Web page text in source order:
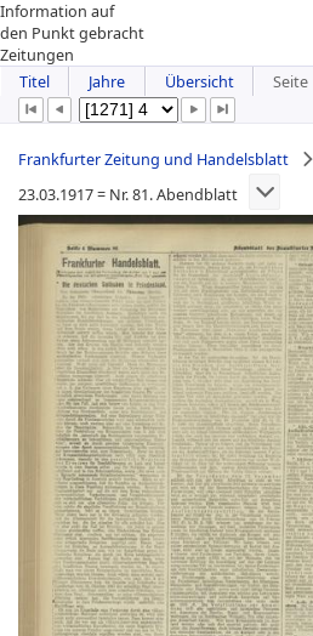
Information auf
den Punkt gebracht
Zeitungen
Titel
Jahre Übersicht Seite
Frankfurter Zeitung und Handelsblatt
23.03.1917 = Nr. 81. Abendblatt